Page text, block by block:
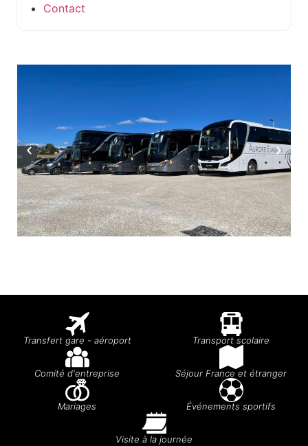
Contact
Transfert gare - aéroport Transport scolaire
Comité d'entreprise Séjour France et étranger
Mariages Événements sportifs
Visite à la journée